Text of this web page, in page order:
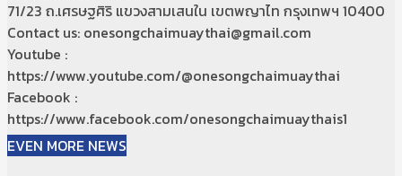
71/23 ถ.เศรษฐศิริ แขวงสามเสนใน เขตพญาไท กรุงเทพฯ 10400
Contact us: onesongchaimuaythai@gmail.com
Youtube :
https://www.youtube.com/@onesongchaimuaythai
Facebook :
https://www.facebook.com/onesongchaimuaythais1
EVEN MORE NEWS